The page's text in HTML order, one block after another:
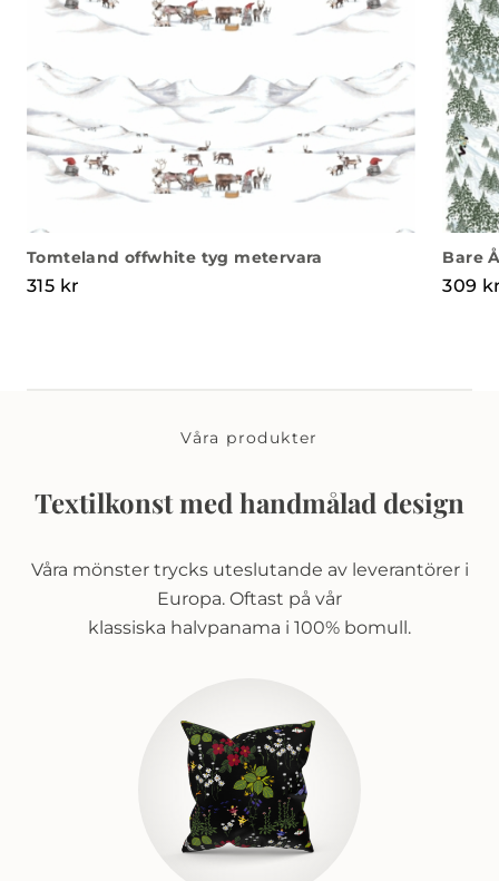
Tomteland offwhite tyg metervara
315 kr
Bare
309
Våra produkter
Textilkonst med handmålad design
Våra mönster trycks uteslutande av leverantörer i
Europa. Oftast på vår
klassiska halvpanama i 100% bomull.